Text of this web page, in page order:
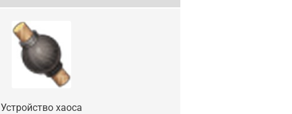
Устройство хаоса